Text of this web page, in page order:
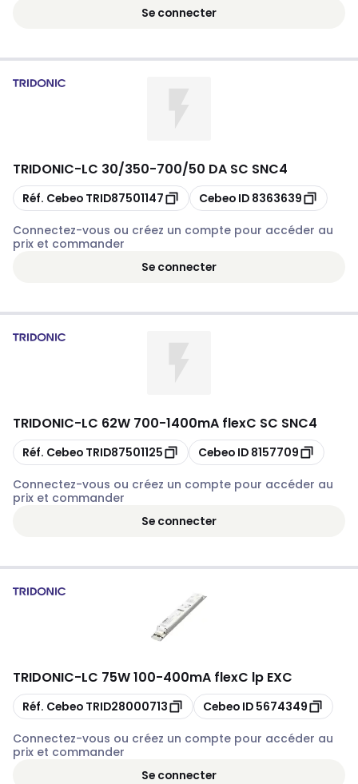
Se connecter
TRIDONIC-LC 30/350-700/50 DA SC SNC4
Copier
Réf. Cebeo TRID87501147 Copier
Cebeo ID 8363639
Connectez-vous ou créez un compte pour accéder au
prix et commander
Se connecter
TRIDONIC-LC 62W 700-1400mA flexC SC SNC4
Copier
Réf. Cebeo TRID87501125 Copier
Cebeo ID 8157709
Connectez-vous ou créez un compte pour accéder au
prix et commander
Se connecter
TRIDONIC-LC 75W 100-400mA flexC lp EXC
Copier
Réf. Cebeo TRID28000713 Copier
Cebeo ID 5674349
Connectez-vous ou créez un compte pour accéder au
prix et commander
Se connecter